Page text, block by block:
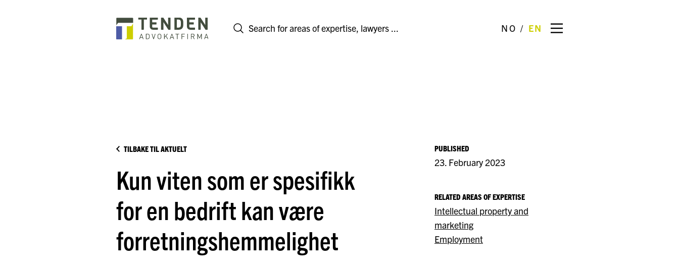
NO EN
TILBAKE TIL AKTUELT
Kun viten som er spesifikk
for en bedrift kan være
forretningshemmelighet
PUBLISHED
23. February 2023
RELATED AREAS OF EXPERTISE
Intellectual property and
marketing
Employment